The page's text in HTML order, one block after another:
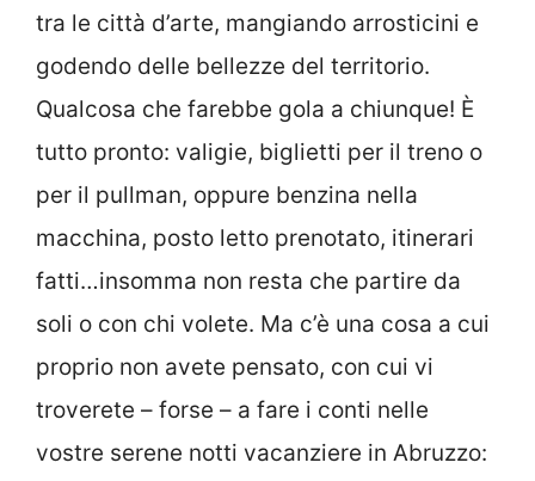
tra le città d’arte, mangiando arrosticini e
godendo delle bellezze del territorio.
Qualcosa che farebbe gola a chiunque! È
tutto pronto: valigie, biglietti per il treno o
per il pullman, oppure benzina nella
macchina, posto letto prenotato, itinerari
fatti…insomma non resta che partire da
soli o con chi volete. Ma c’è una cosa a cui
proprio non avete pensato, con cui vi
troverete – forse – a fare i conti nelle
vostre serene notti vacanziere in Abruzzo: